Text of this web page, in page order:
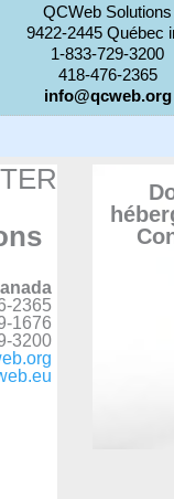
QCWeb Solutions
9422-2445 Québec
1-833-729-3200
418-476-2365
info@qcweb.org
2365
1676
3200